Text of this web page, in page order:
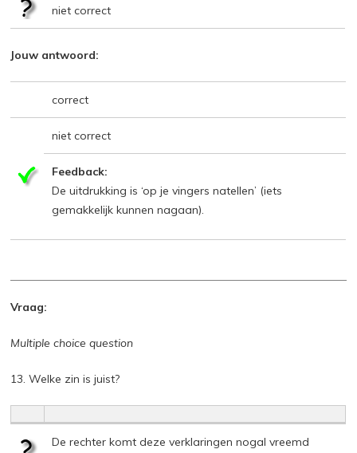
niet correct
Jouw antwoord:
correct
niet correct
Feedback:
De uitdrukking is ‘op je vingers natellen’ (iets
gemakkelijk kunnen nagaan).
Vraag:
Multiple choice question
13. Welke zin is juist?
De rechter komt deze verklaringen nogal vreemd